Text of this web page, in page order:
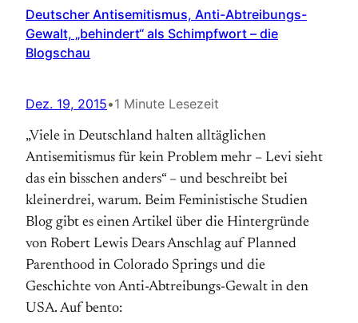
Deutscher Antisemitismus, Anti-Abtreibungs-
Gewalt, „behindert“ als Schimpfwort – die
Blogschau
Dez. 19, 2015•1 Minute Lesezeit
„Viele in Deutschland halten alltäglichen
Antisemitismus für kein Problem mehr – Levi sieht
das ein bisschen anders“ – und beschreibt bei
kleinerdrei, warum. Beim Feministische Studien
Blog gibt es einen Artikel über die Hintergründe
von Robert Lewis Dears Anschlag auf Planned
Parenthood in Colorado Springs und die
Geschichte von Anti-Abtreibungs-Gewalt in den
USA. Auf bento: